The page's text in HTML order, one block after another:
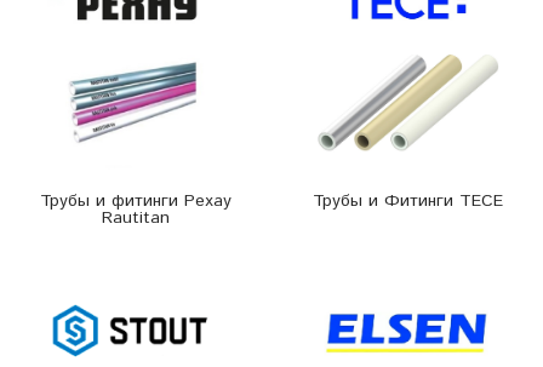
Трубы и фитинги Рехау
Rautitan
Трубы и Фитинги TECE